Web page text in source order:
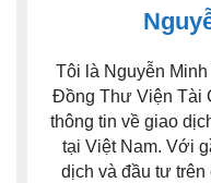
Tôi là Nguyễn
Đồng Thư Viện Tài
thông tin về giao
tại Việt Nam. Với
dịch và đầu tư